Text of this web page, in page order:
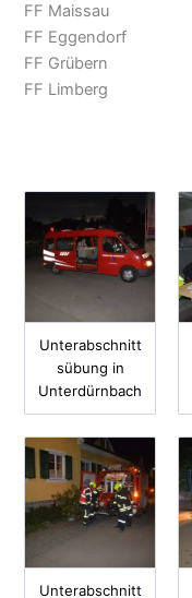
FF Maissau
FF Eggendorf
FF Grübern
FF Limberg
Unterabschnitt
sübung in
Unterdürnbach
Unterabschnitt